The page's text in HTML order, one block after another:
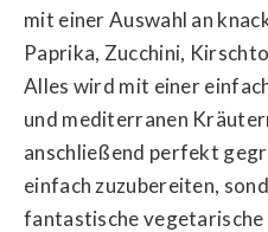
mit einer Auswahl an
Paprika, Zucchini,
Alles wird mit einer
und mediterranen
anschließend perfekt
einfach zuzubereiten,
fantastische